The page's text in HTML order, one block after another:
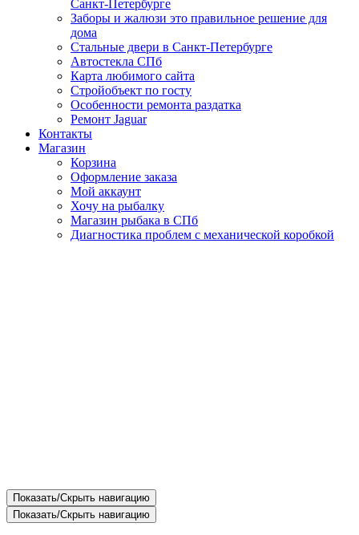
Санкт-Петербурге
Заборы и жалюзи это правильное решение для
дома
Стальные двери в Санкт-Петербурге
Автостекла СПб
Карта любимого сайта
Стройобъект по госту
Особенности ремонта раздатка
Ремонт Jaguar
Контакты
Магазин
Корзина
Оформление заказа
Мой аккаунт
Хочу на рыбалку
Магазин рыбака в СПб
Диагностика проблем с механической коробкой
Показать/Скрыть навигацию
Показать/Скрыть навигацию